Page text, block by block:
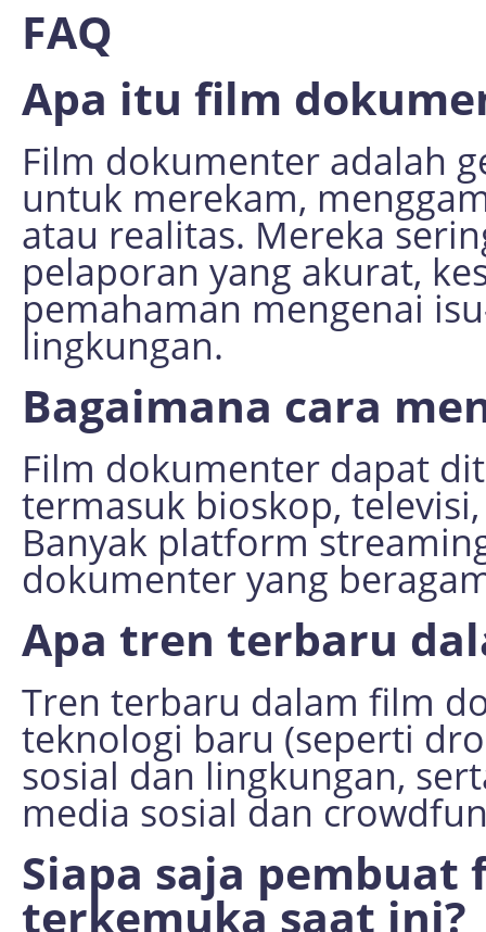
FAQ
Apa itu film
Film dokumenter adalah
untuk merekam,
atau realitas. Mereka
pelaporan yang akurat,
pemahaman mengenai
lingkungan.
Bagaimana cara
Film dokumenter dapat
termasuk bioskop,
Banyak platform
dokumenter yang
Apa tren terbaru
Tren terbaru dalam film
teknologi baru (seperti
sosial dan lingkungan,
media sosial dan
Siapa saja
terkemuka saat ini?